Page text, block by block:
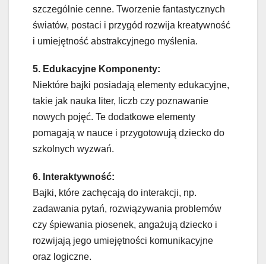
szczególnie cenne. Tworzenie fantastycznych
światów, postaci i przygód rozwija kreatywność
i umiejętność abstrakcyjnego myślenia.
5. Edukacyjne Komponenty:
Niektóre bajki posiadają elementy edukacyjne,
takie jak nauka liter, liczb czy poznawanie
nowych pojęć. Te dodatkowe elementy
pomagają w nauce i przygotowują dziecko do
szkolnych wyzwań.
6. Interaktywność:
Bajki, które zachęcają do interakcji, np.
zadawania pytań, rozwiązywania problemów
czy śpiewania piosenek, angażują dziecko i
rozwijają jego umiejętności komunikacyjne
oraz logiczne.